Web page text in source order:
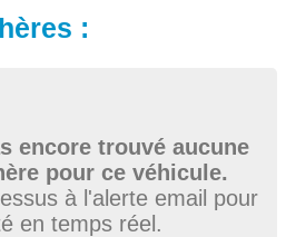
:
encore trouvé aucune
pour ce véhicule.
à l'alerte email pour
en temps réel.